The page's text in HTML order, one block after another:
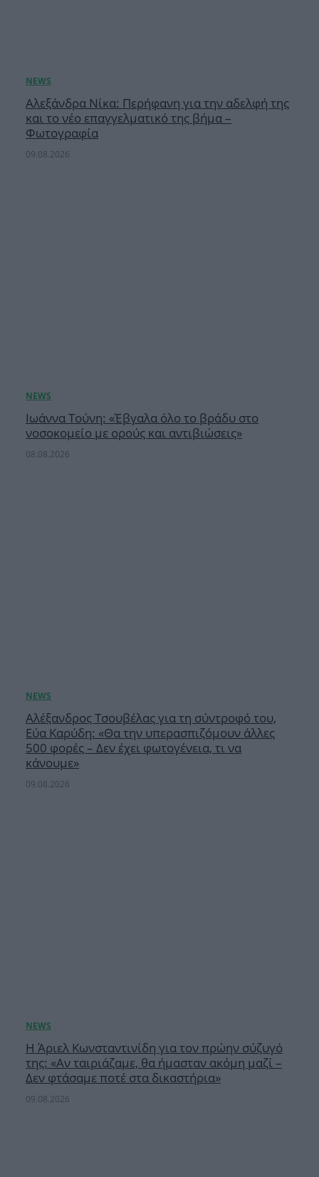
Αλεξάνδρα Νίκα: Περήφανη για την αδελφή της
και το νέο επαγγελματικό της βήμα –
Φωτογραφία
09.08.2026
Ιωάννα Τούνη: «Έβγαλα όλο το βράδυ στο
νοσοκομείο με ορούς και αντιβιώσεις»
08.08.2026
Αλέξανδρος Τσουβέλας για τη σύντροφό του,
Εύα Καρύδη: «Θα την υπερασπιζόμουν άλλες
500 φορές – Δεν έχει φωτογένεια, τι να
κάνουμε»
09.08.2026
Η Άριελ Κωνσταντινίδη για τον πρώην σύζυγό
της: «Αν ταιριάζαμε, θα ήμασταν ακόμη μαζί –
Δεν φτάσαμε ποτέ στα δικαστήρια»
09.08.2026